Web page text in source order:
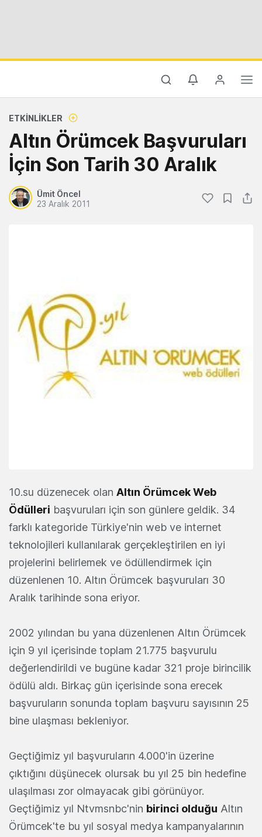
ETKINLIKLER
Altın Örümcek Başvuruları
İçin Son Tarih 30 Aralık
Ümit Öncel
23 Aralık 2011
10.su düzenecek olan Altın Örümcek Web
Ödülleri başvuruları için son günlere geldik. 34
farklı kategoride Türkiye'nin web ve internet
teknolojileri kullanılarak gerçekleştirilen en iyi
projelerini belirlemek ve ödüllendirmek için
düzenlenen 10. Altın Örümcek başvuruları 30
Aralık tarihinde sona eriyor.
2002 yılından bu yana düzenlenen Altın Örümcek
için 9 yıl içerisinde toplam 21.775 başvurulu
değerlendirildi ve bugüne kadar 321 proje birincilik
ödülü aldı. Birkaç gün içerisinde sona erecek
başvuruların sonunda toplam başvuru sayısının 25
bine ulaşması bekleniyor.
Geçtiğimiz yıl başvuruların 4.000'in üzerine
çıktığını düşünecek olursak bu yıl 25 bin hedefine
ulaşılması zor olmayacak gibi görünüyor.
Geçtiğimiz yıl Ntvmsnbc'nin birinci olduğu Altın
Örümcek'te bu yıl sosyal medya kampanyalarının